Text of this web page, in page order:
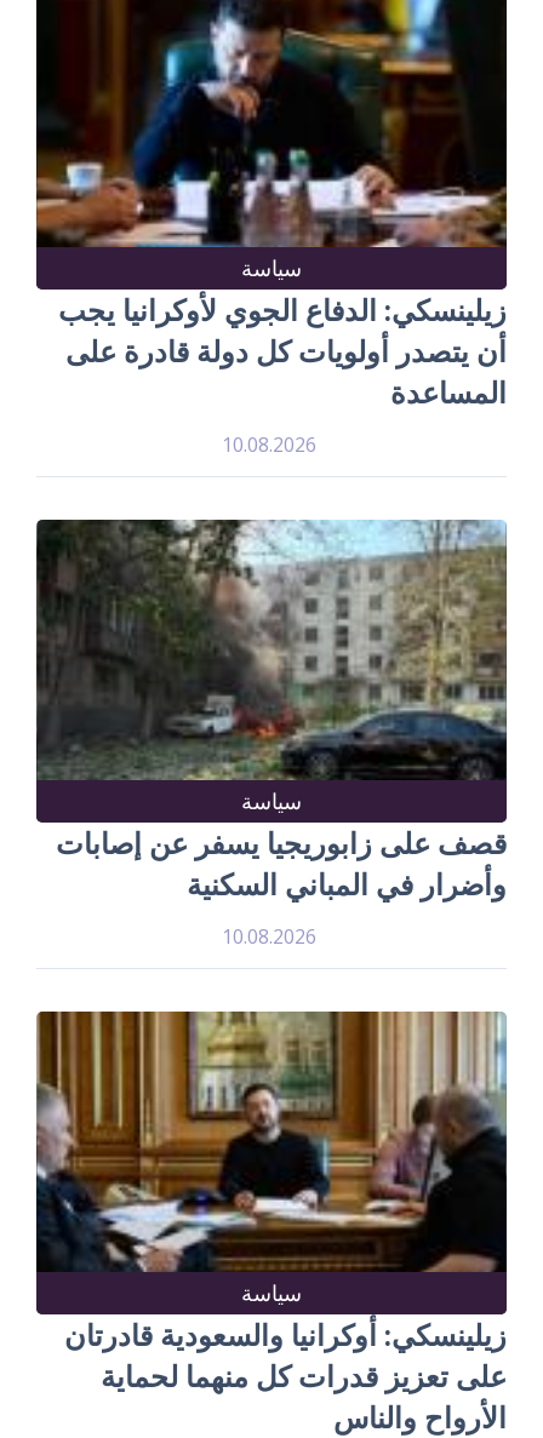
سياسة
زيلينسكي: الدفاع الجوي لأوكرانيا يجب
أن يتصدر أولويات كل دولة قادرة على
المساعدة
10.08.2026
سياسة
قصف على زابوريجيا يسفر عن إصابات
وأضرار في المباني السكنية
10.08.2026
سياسة
زيلينسكي: أوكرانيا والسعودية قادرتان
على تعزيز قدرات كل منهما لحماية
الأرواح والناس